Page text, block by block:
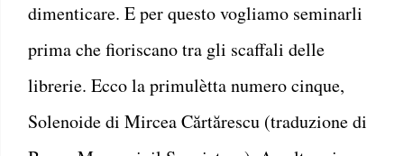
dimenticare. E per questo vogliamo seminarli
prima che fioriscano tra gli scaffali delle
librerie. Ecco la primulètta numero cinque,
Solenoide di Mircea Cărtărescu (traduzione di